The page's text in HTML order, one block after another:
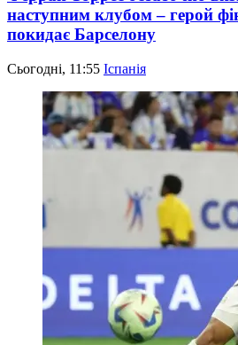
наступним клубом – герой
покидає Барселону
Сьогодні, 11:55 Іспанія